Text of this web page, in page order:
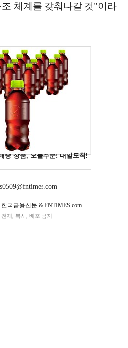
체계를 갖춰나갈 것"이라
국금융신문 & FNTIMES.com
재, 복사, 배포 금지